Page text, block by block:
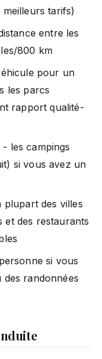
tarifs)
entre les
800 km
pour un
les parcs
rapport qualité-
les campings
si vous avez un
des villes
et des restaurants
si vous
randonnées